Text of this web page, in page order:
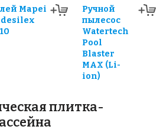
Mapei
Ручной
пылесос
Watertech
Pool
Blaster
MAX (Li-
ion)
плитка-